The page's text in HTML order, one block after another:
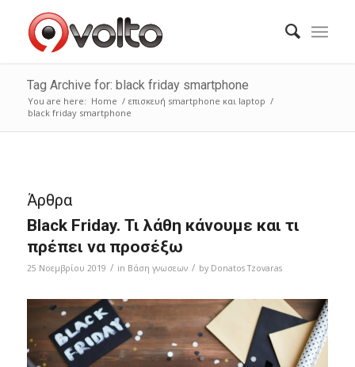
Tag Archive for: black friday smartphone
You are here: Home / επισκευή smartphone και laptop /
black friday smartphone
Άρθρα
Black Friday. Τι λάθη κάνουμε και τι
πρέπει να προσέξω
25 Νοεμβρίου 2019 / in Bάση γνωσεων / by Donatos Tzovaras